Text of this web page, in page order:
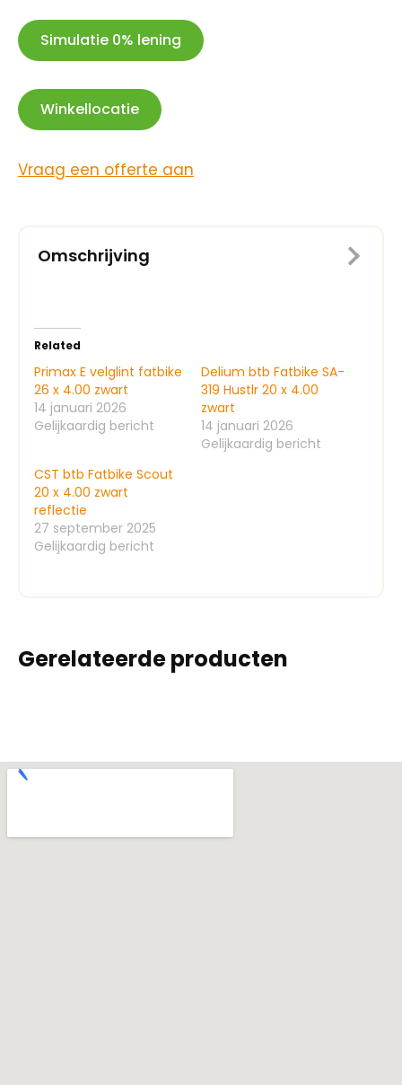
Simulatie 0% lening
Winkellocatie
Vraag een offerte aan
Omschrijving
Related
Primax E velglint fatbike
26 x 4.00 zwart
14 januari 2026
Gelijkaardig bericht
Delium btb Fatbike SA-
319 Hustlr 20 x 4.00
zwart
14 januari 2026
Gelijkaardig bericht
CST btb Fatbike Scout
20 x 4.00 zwart
reflectie
27 september 2025
Gelijkaardig bericht
Gerelateerde producten